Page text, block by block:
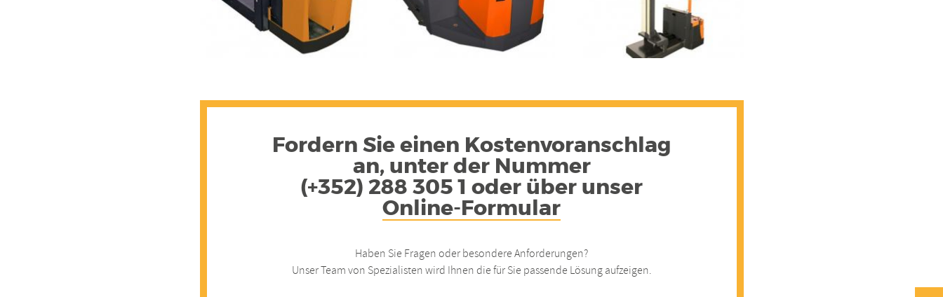
Fordern Sie einen Kostenvoranschlag
an, unter der Nummer
(+352) 288 305 1 oder über unser
Online-Formular
Haben Sie Fragen oder besondere Anforderungen?
Unser Team von Spezialisten wird Ihnen die für Sie passende Lösung aufzeigen.